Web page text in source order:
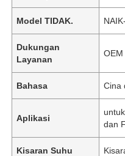
Model TIDAK.
Dukungan
Layanan
OEM
Bahasa Cina
Aplikasi
dan
Kisaran Suhu